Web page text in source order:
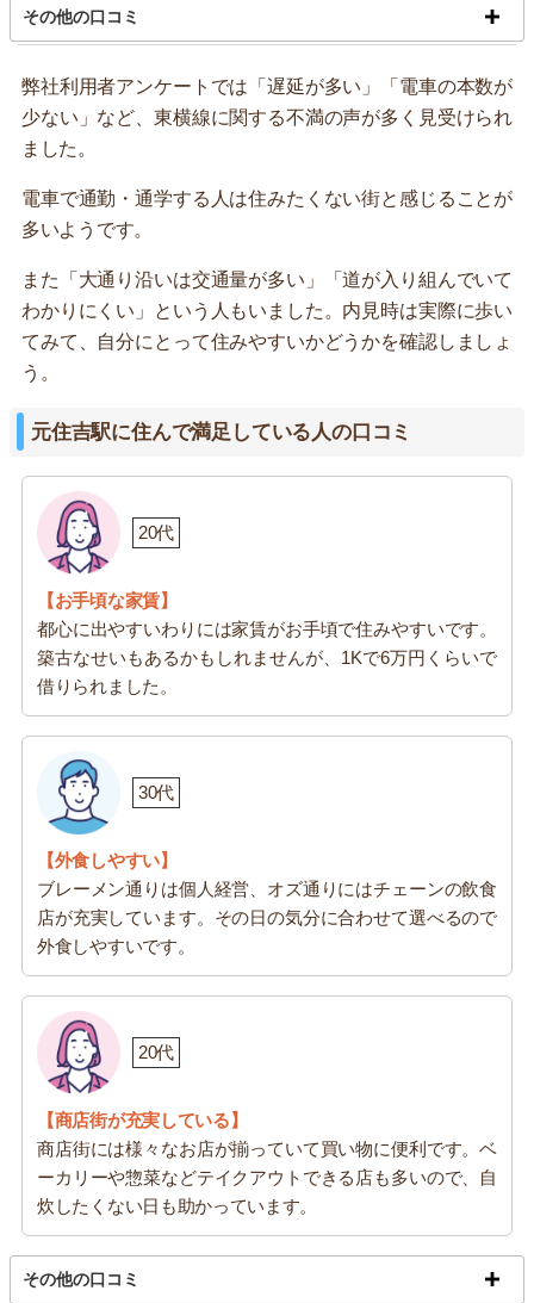
その他の口コミ
弊社利用者アンケートでは「遅延が多い」「電車の本数が
少ない」など、東横線に関する不満の声が多く見受けられ
ました。
電車で通勤・通学する人は住みたくない街と感じることが
多いようです。
また「大通り沿いは交通量が多い」「道が入り組んでいて
わかりにくい」という人もいました。内見時は実際に歩い
てみて、自分にとって住みやすいかどうかを確認しましょ
う。
元住吉駅に住んで満足している人の口コミ
20代
【お手頃な家賃】
都心に出やすいわりには家賃がお手頃で住みやすいです。
築古なせいもあるかもしれませんが、1Kで6万円くらいで
借りられました。
30代
【外食しやすい】
ブレーメン通りは個人経営、オズ通りにはチェーンの飲食
店が充実しています。その日の気分に合わせて選べるので
外食しやすいです。
20代
【商店街が充実している】
商店街には様々なお店が揃っていて買い物に便利です。ベ
ーカリーや惣菜などテイクアウトできる店も多いので、自
炊したくない日も助かっています。
その他の口コミ